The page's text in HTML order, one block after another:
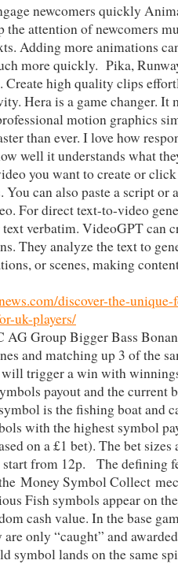
newcomers quickly
the attention of newcomers
Adding more animations
more quickly. Pika,
Create high quality clips
Hera is a game changer. It
motion graphics
than ever. I love how
well it understands what
you want to create or
You can also paste a script or
For direct text-to-video
verbatim. VideoGPT can
They analyze the text to
or scenes, making
discover-the-
uk-players/
Group Bigger Bass
and matching up 3 of the
will trigger a win with
payout and the current
is the fishing boat and
with the highest symbol
on a £1 bet). The bet
start from 12p. The defining
Money Symbol Collect
Fish symbols appear on
cash value. In the base
only “caught” and
symbol lands on the same